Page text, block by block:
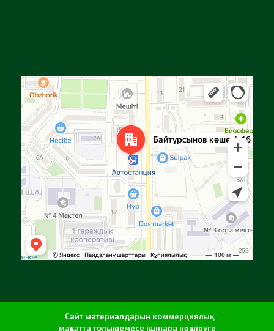
Яндекс Карталар — көлік, навигация, орындарды іздеу
Сайт материалдарын коммерциялық
мақсатта толық немесе ішінара көшіруге